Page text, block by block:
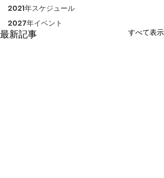
2021年スケジュール
2027年イベント
最新記事 すべて表示